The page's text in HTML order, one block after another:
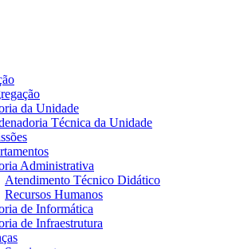
da Unidade
Técnica da Unidade
Administrativa
Atendimento Técnico Didático
Recursos Humanos
de Informática
de Infraestrutura